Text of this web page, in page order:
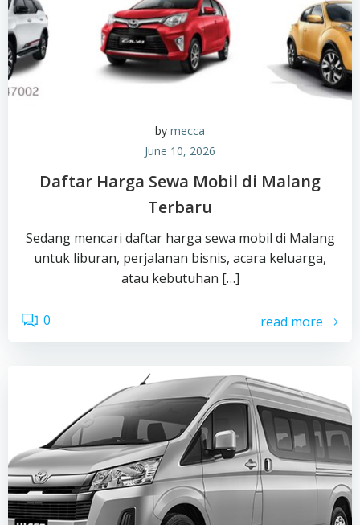
by mecca
June 10, 2026
Daftar Harga Sewa Mobil di Malang
Terbaru
Sedang mencari daftar harga sewa mobil di Malang
untuk liburan, perjalanan bisnis, acara keluarga,
atau kebutuhan […]
0 read more